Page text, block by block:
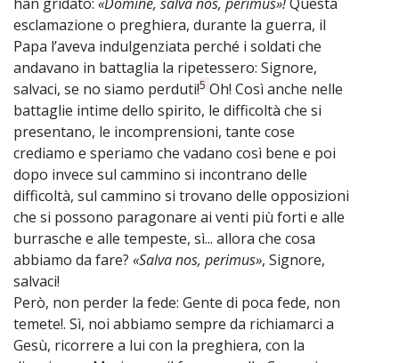
esclamazione o preghiera, durante la guerra, il
Papa l’aveva indulgenziata perché i soldati che
andavano in battaglia la ripetessero: Signore,
salvaci, se no siamo perduti!5 Oh! Così anche nelle
battaglie intime dello spirito, le difficoltà che si
presentano, le incomprensioni, tante cose
crediamo e speriamo che vadano così bene e poi
dopo invece sul cammino si incontrano delle
difficoltà, sul cammino si trovano delle opposizioni
che si possono paragonare ai venti più forti e alle
burrasche e alle tempeste, sì... allora che cosa
abbiamo da fare? «Salva nos, perimus», Signore,
salvaci!
Però, non perder la fede: Gente di poca fede, non
temete!. Sì, noi abbiamo sempre da richiamarci a
Gesù, ricorrere a lui con la preghiera, con la